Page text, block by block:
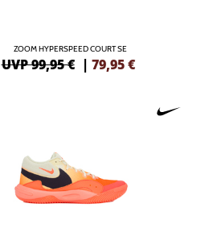
ZOOM HYPERSPEED COURT SE
UVP 99,95 € | 79,95 €